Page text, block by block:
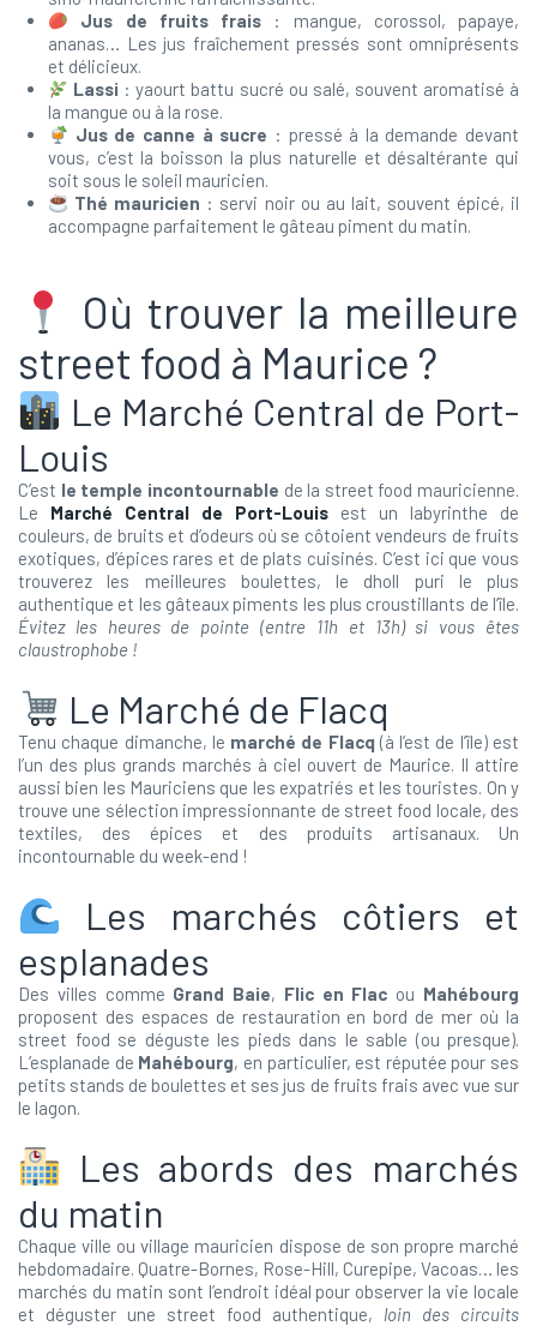
Jus de fruits frais : mangue, corossol, papaye,
ananas… Les jus fraîchement pressés sont omniprésents
et délicieux.
Lassi : yaourt battu sucré ou salé, souvent aromatisé à
la mangue ou à la rose.
Jus de canne à sucre : pressé à la demande devant
vous, c’est la boisson la plus naturelle et désaltérante qui
soit sous le soleil mauricien.
Thé mauricien : servi noir ou au lait, souvent épicé, il
accompagne parfaitement le gâteau piment du matin.
Où trouver la meilleure
street food à Maurice ?
Le Marché Central de Port-
Louis
C’est le temple incontournable de la street food mauricienne.
Le Marché Central de Port-Louis est un labyrinthe de
couleurs, de bruits et d’odeurs où se côtoient vendeurs de fruits
exotiques, d’épices rares et de plats cuisinés. C’est ici que vous
trouverez les meilleures boulettes, le dholl puri le plus
authentique et les gâteaux piments les plus croustillants de l’île.
Évitez les heures de pointe (entre 11h et 13h) si vous êtes
claustrophobe !
Le Marché de Flacq
Tenu chaque dimanche, le marché de Flacq (à l’est de l’île) est
l’un des plus grands marchés à ciel ouvert de Maurice. Il attire
aussi bien les Mauriciens que les expatriés et les touristes. On y
trouve une sélection impressionnante de street food locale, des
textiles, des épices et des produits artisanaux. Un
incontournable du week-end !
Les marchés côtiers et
esplanades
Des villes comme Grand Baie, Flic en Flac ou Mahébourg
proposent des espaces de restauration en bord de mer où la
street food se déguste les pieds dans le sable (ou presque).
L’esplanade de Mahébourg, en particulier, est réputée pour ses
petits stands de boulettes et ses jus de fruits frais avec vue sur
le lagon.
Les abords des marchés
du matin
Chaque ville ou village mauricien dispose de son propre marché
hebdomadaire. Quatre-Bornes, Rose-Hill, Curepipe, Vacoas… les
marchés du matin sont l’endroit idéal pour observer la vie locale
et déguster une street food authentique, loin des circuits